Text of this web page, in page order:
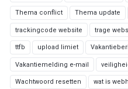
Thema conflict Thema update
trackingcode website trage
ttfb upload limiet
Vakantiemelding e-mail
Wachtwoord resetten wat is